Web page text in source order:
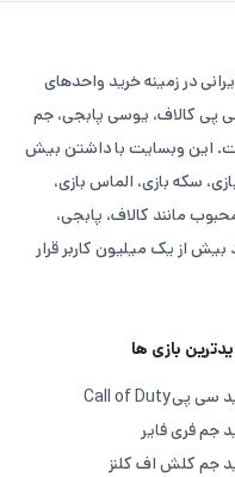
در زمینه خرید واحدهای
سی پی کالاف، یوسی پابجی، جم
این وبسایت با داشتن بیش
سکه بازی، الماس بازی،
مانند کالاف، پابجی،
از یک میلیون کاربر قرار
بازی ها
سی پیCall of Duty
جم فری فایر
جم کلش اف کلنز